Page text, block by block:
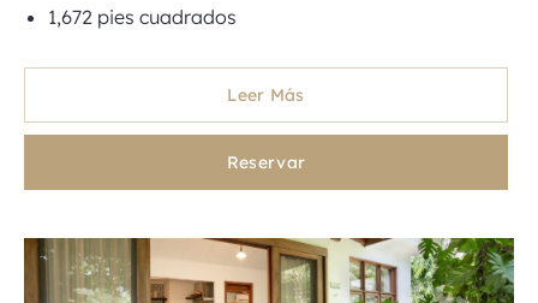
1,672 pies cuadrados
Leer Más
Reservar